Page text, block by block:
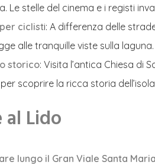
Le stelle del cinema e i registi
ciclisti: A differenza delle
alle tranquille viste sulla laguna.
storico: Visita l’antica Chiesa di
per scoprire la ricca storia
al Lido
lungo il Gran Viale Santa